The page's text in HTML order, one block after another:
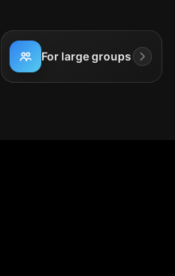
For large groups